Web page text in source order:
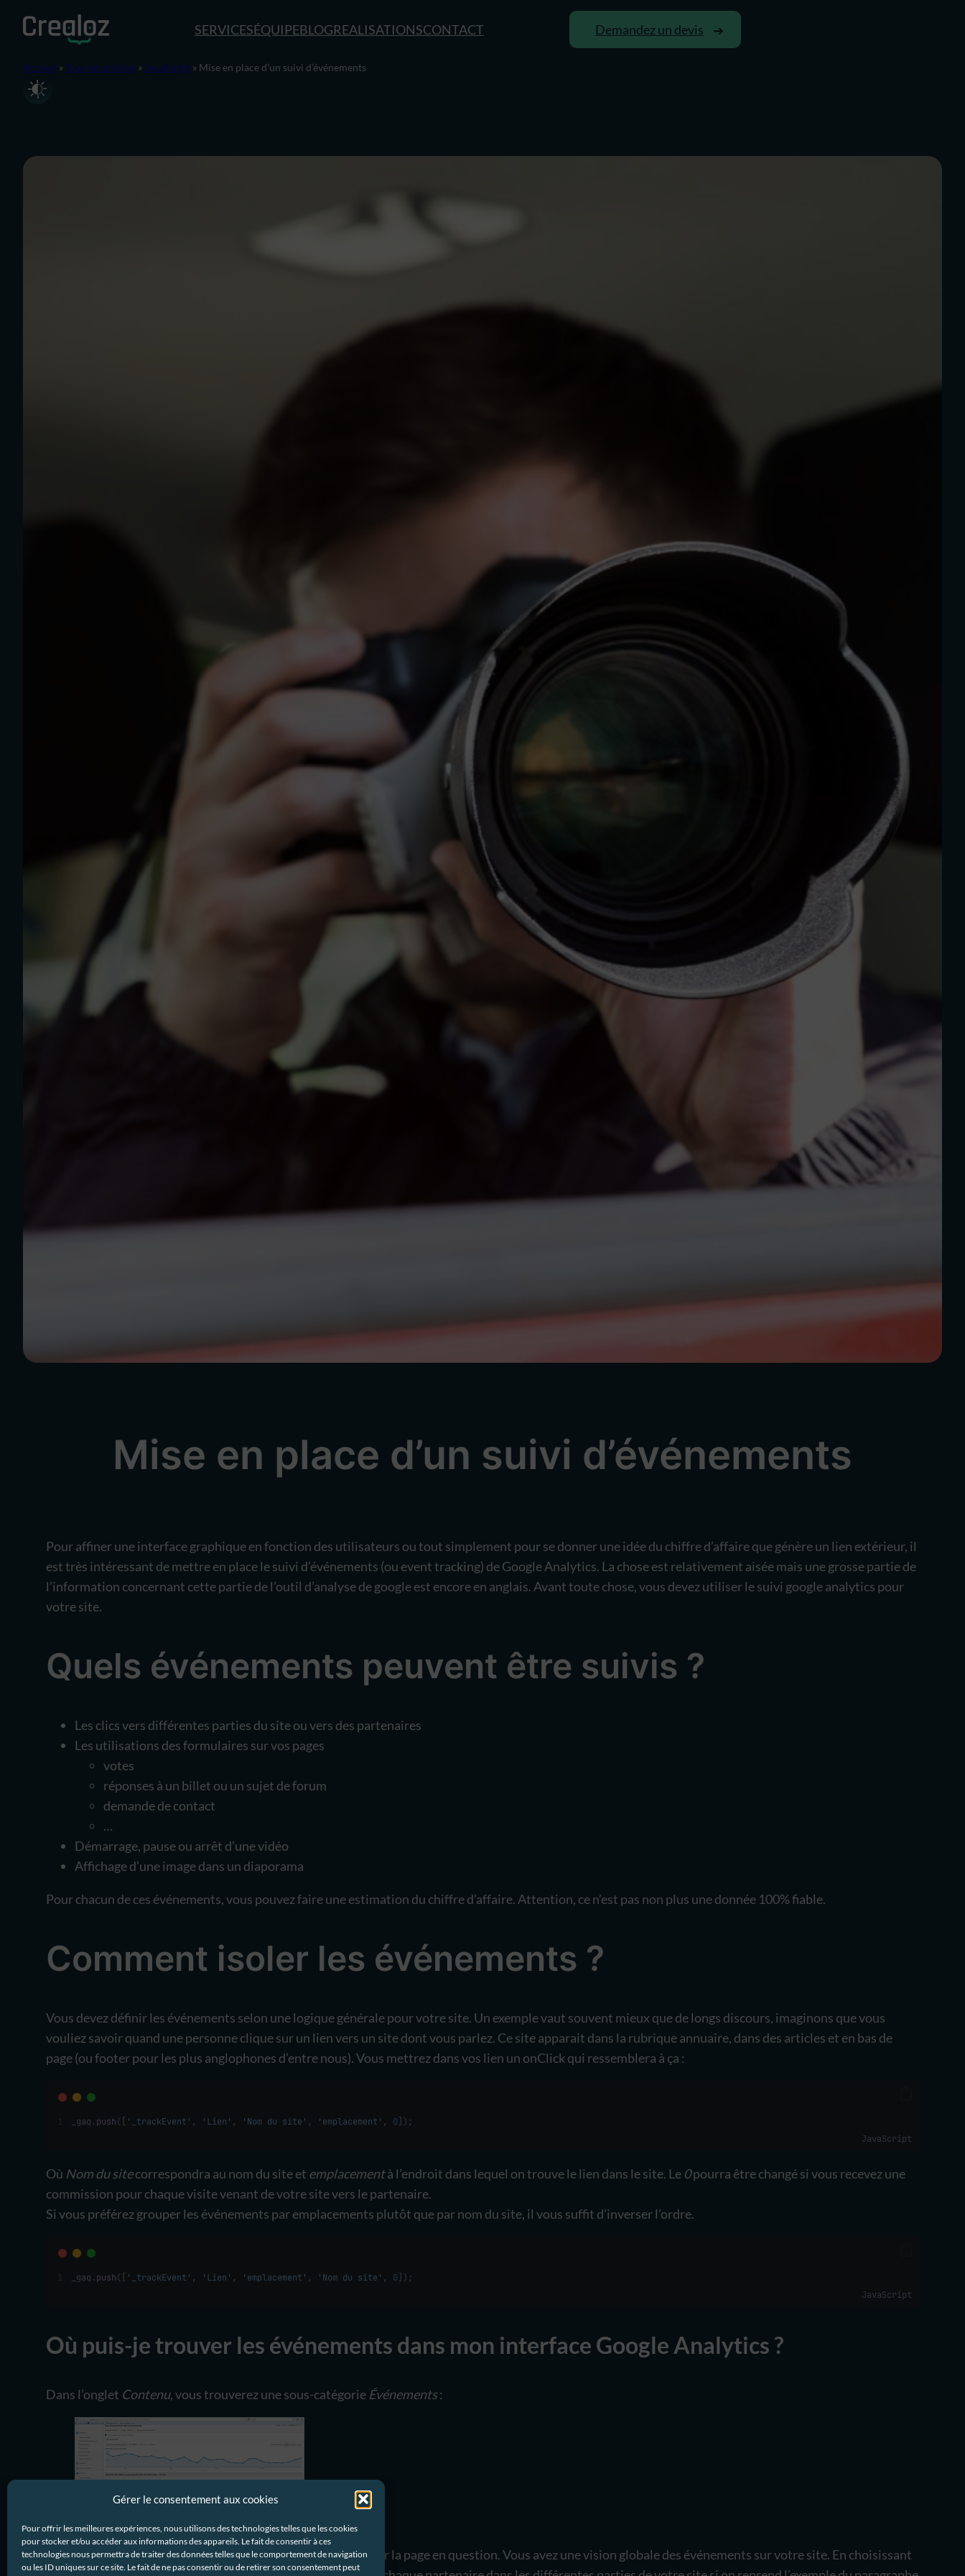
Gérer le consentement aux cookies
Pour offrir les meilleures expériences, nous utilisons des technologies telles que les cookies
pour stocker et/ou accéder aux informations des appareils. Le fait de consentir à ces
technologies nous permettra de traiter des données telles que le comportement de navigation
ou les ID uniques sur ce site. Le fait de ne pas consentir ou de retirer son consentement peut
SERVICESÉQUIPEBLOGREALISATIONSCONTACT Demandez un devis
Accueil » Tous les articles » JavaScript » Mise en place d’un suivi d’événements
Mise en place d’un suivi d’événements
Pour affiner une interface graphique en fonction des utilisateurs ou tout simplement pour se donner une idée du chiffre d’affaire que génère un lien extérieur, il
est très intéressant de mettre en place le suivi d’événements (ou event tracking) de Google Analytics. La chose est relativement aisée mais une grosse partie de
l’information concernant cette partie de l’outil d’analyse de google est encore en anglais. Avant toute chose, vous devez utiliser le suivi google analytics pour
votre site.
Quels événements peuvent être suivis ?
Les clics vers différentes parties du site ou vers des partenaires
Les utilisations des formulaires sur vos pages
votes
réponses à un billet ou un sujet de forum
demande de contact
…
Démarrage, pause ou arrêt d’une vidéo
Affichage d’une image dans un diaporama
Pour chacun de ces événements, vous pouvez faire une estimation du chiffre d’affaire. Attention, ce n’est pas non plus une donnée 100% fiable.
Comment isoler les événements ?
Vous devez définir les événements selon une logique générale pour votre site. Un exemple vaut souvent mieux que de longs discours, imaginons que vous
vouliez savoir quand une personne clique sur un lien vers un site dont vous parlez. Ce site apparait dans la rubrique annuaire, dans des articles et en bas de
page (ou footer pour les plus anglophones d’entre nous). Vous mettrez dans vos lien un onClick qui ressemblera à ça :
_gaq. push([ '_trackEvent' , 'Lien' , 'Nom du site' , 'emplacement' , 0 ]);
JavaScript
Où Nom du sitecorrespondra au nom du site et emplacementà l’endroit dans lequel on trouve le lien dans le site. Le 0pourra être changé si vous recevez une
commission pour chaque visite venant de votre site vers le partenaire.
Si vous préférez grouper les événements par emplacements plutôt que par nom du site, il vous suffit d’inverser l’ordre.
_gaq. push([ '_trackEvent' , 'Lien' , 'emplacement' , 'Nom du site' , 0 ]);
JavaScript
Où puis-je trouver les événements dans mon interface Google Analytics ?
Dans l’onglet Contenu, vous trouverez une sous-catégorie Événements:
La page que vous voyez est celle que vous aurez en arrivant sur la page en question. Vous avez une vision globale des événements sur votre site. En choisissant